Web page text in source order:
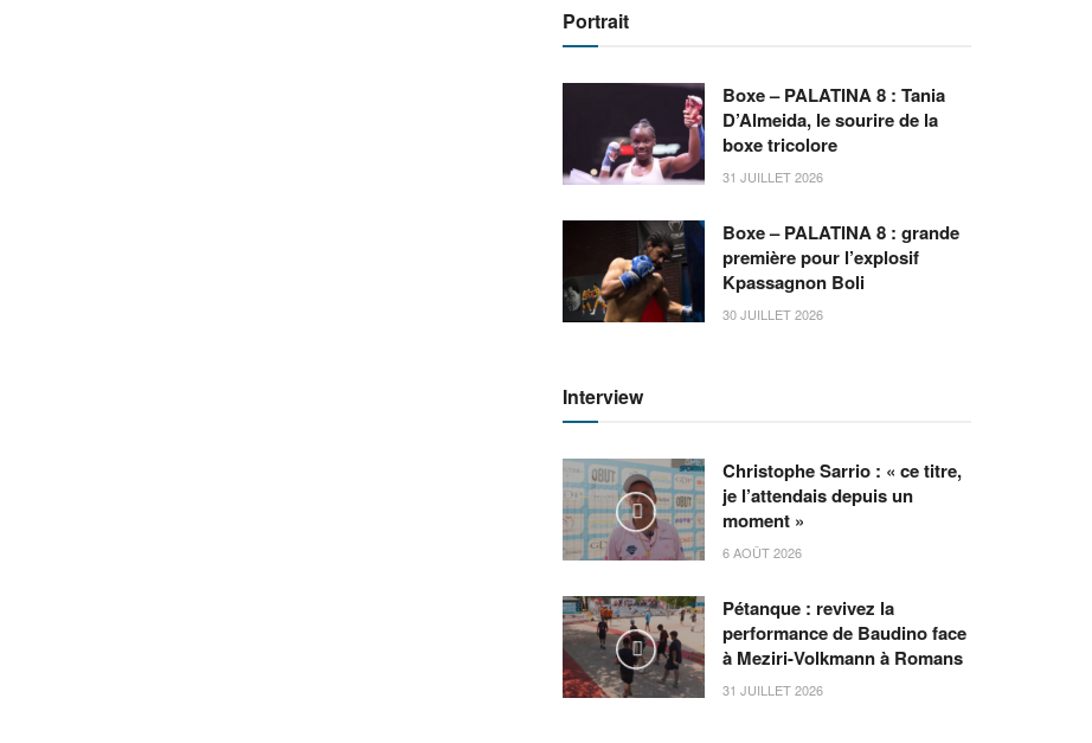
Portrait
Boxe – PALATINA 8 : Tania
D’Almeida, le sourire de la
boxe tricolore
31 JUILLET 2026
Boxe – PALATINA 8 : grande
première pour l’explosif
Kpassagnon Boli
30 JUILLET 2026
Interview
Christophe Sarrio : « ce titre,
je l’attendais depuis un
moment »
6 AOÛT 2026
Pétanque : revivez la
performance de Baudino face
à Meziri-Volkmann à Romans
31 JUILLET 2026